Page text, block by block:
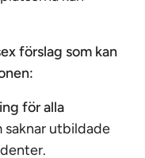
förslag som kan
för alla
saknar utbildade